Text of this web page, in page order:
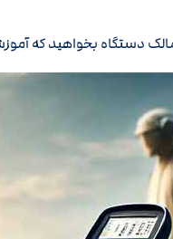
مالک دستگاه بخواهید که